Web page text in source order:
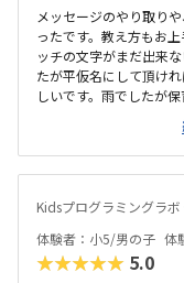
メッセージのやり取り
ったです。教え方もお
ッチの文字がまだ出来
たが平仮名にして頂け
しいです。雨でしたが
題ないです。勿論、も
です。コンパクトです
ったです。トイレも近
ルですが気持ち安くな
人の人間として尊重し
子で体験後に予約する
の文字が平仮名希望、
Kidsプログラミングラ
体験者：小5/男の子 体
★★★★★ 5.0